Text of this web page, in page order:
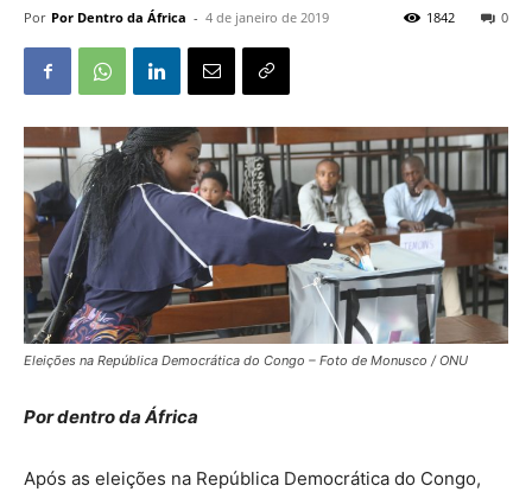
Por Por Dentro da África - 4 de janeiro de 2019 0
1842
Eleições na República Democrática do Congo – Foto de Monusco / ONU
Por dentro da África
Após as eleições na República Democrática do Congo,